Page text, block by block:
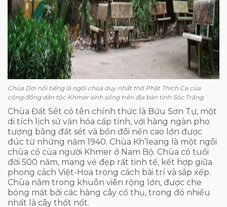
Chùa Dơi nổi tiếng là ngôi chùa duy nhất thờ Phật Thích Ca của
cộng đồng dân tộc Khmer sinh sống trên địa bàn tỉnh Sóc Trăng.
Chùa Đất Sét có tên chính thức là Bửu Sơn Tự, một
di tích lịch sử văn hóa cấp tỉnh, với hàng ngàn pho
tượng bằng đất sét và bốn đôi nến cao lớn được
đúc từ những năm 1940. Chùa Kh’leang là một ngôi
chùa cổ của người Khmer ở Nam Bộ. Chùa có tuổi
đời 500 năm, mang vẻ đẹp rất tinh tế, kết hợp giữa
phong cách Việt-Hoa trong cách bài trí và sắp xếp.
Chùa nằm trong khuôn viên rộng lớn, được che
bóng mát bởi các hàng cây cổ thụ, trong đó nhiều
nhất là cây thốt nốt.